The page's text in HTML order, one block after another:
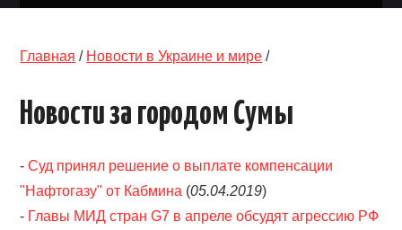
Главная / Новости в Украине и мире /
Новости за городом Сумы
-Суд принял решение о выплате компенсации
"Нафтогазу" от Кабмина (05.04.2019)
- Главы МИД стран G7 в апреле обсудят агрессию РФ